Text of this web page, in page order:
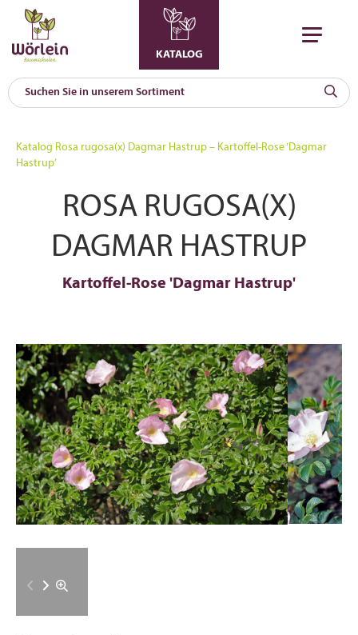
KATALOG
Katalog Rosa rugosa(x) Dagmar Hastrup – Kartoffel-Rose ‘Dagmar
Hastrup’
ROSA RUGOSA(X)
DAGMAR HASTRUP
Kartoffel-Rose 'Dagmar Hastrup'